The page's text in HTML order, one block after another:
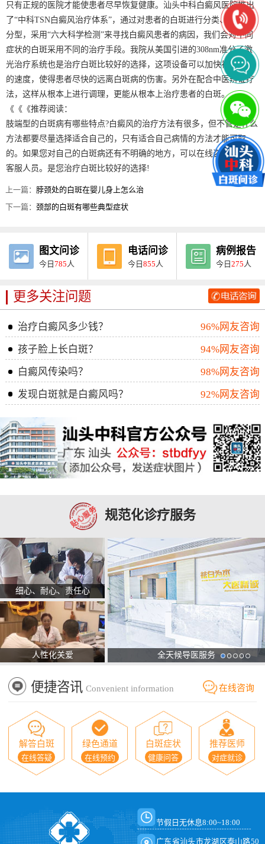
只有正规的医院才能使患者尽早恢复健康。汕头中科白癜风医院推出
了“中科TSN白癜风治疗体系”，通过对患者的白斑进行分类、分期、
分型，采用“六大科学检测”来寻找白癜风患者的病因，我们会对不同
症状的白斑采用不同的治疗手段。我院从美国引进的308nm准分子激
光治疗系统也是治疗白斑比较好的选择，这项设备可以加快祛除白斑
的速度，使得患者尽快的远离白斑病的伤害。另外在配合中医辨证疗
法，这样从根本上进行调理，更能从根本上治疗患者的白斑。
《《《推荐阅读：
肢端型的白斑病有哪些特点?白癜风的治疗方法有很多，但不管是什么
方法都要尽量选择适合自己的，只有适合自己病情的方法才能可取
的。如果您对自己的白斑病还有不明确的地方，可以在线咨询我们的
客服人员。是您治疗白斑比较好的选择!
上一篇： 脖颈处的白斑在婴儿身上怎么治
下一篇：颈部的白斑有哪些典型症状
图文问诊
今日785 人
电话问诊
今日855 人
病例报告
今日275 人
更多关注问题
治疗白癜风多少钱？
96%网友咨询
孩子脸上长白斑？
94%网友咨询
白癜风传染吗？
98%网友咨询
发现白斑就是白癜风吗？
92%网友咨询
规范化诊疗服务
细心、耐心、责任心
人性化关爱 全天候导医服务
便捷咨讯 Convenient information 在线咨询
解答白斑
在线答疑
绿色通道
在线预约
白斑症状
健康问答
推荐医师
对症就诊
节假日无休息8:00~18:00
广东省汕头市龙湖区泰山路50